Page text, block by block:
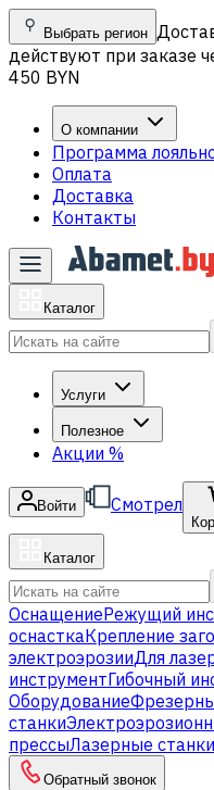
Выбрать регион
действуют при заказе
450 BYN
О компании
Программа
Оплата
Доставка
Контакты
Каталог
Услуги
Полезное
Акции %
Войти Смотрел
Каталог
ОснащениеРежущий
оснасткаКрепление
электроэрозииДля
инструментГибочный
Оборудование
станки
прессыЛазерные станки
Обратный звонок